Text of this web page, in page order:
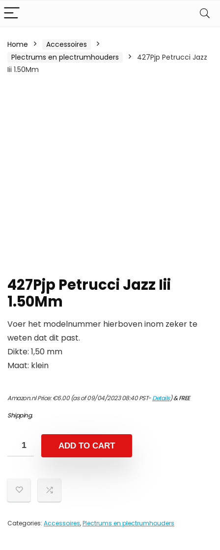
Home
Accessoires
Plectrums en plectrumhouders
427Pjp Petrucci Jazz
Iii 1.50Mm
427Pjp Petrucci Jazz Iii
1.50Mm
Voer het modelnummer hierboven inom zeker te
weten dat dit past.
Dikte: 1,50 mm
Maat: klein
Amazon.nl Price:€6.00(as of 09/04/2023 08:40 PST-Details)&FREE
Shipping.
ADD TO CART
Categories: Accessoires,Plectrums en plectrumhouders